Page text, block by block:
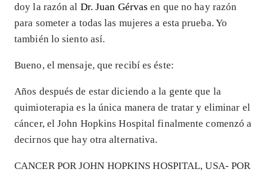
doy la razón al Dr. Juan Gérvasen que no hay razón
para someter a todas las mujeres a esta prueba. Yo
también lo siento así.
Bueno, el mensaje, que recibí es éste:
Años después de estar diciendo a la gente que la
quimioterapia es la única manera de tratar y eliminar el
cáncer, el John Hopkins Hospital finalmente comenzó a
decirnos que hay otra alternativa.
CANCER POR JOHN HOPKINS HOSPITAL, USA- POR